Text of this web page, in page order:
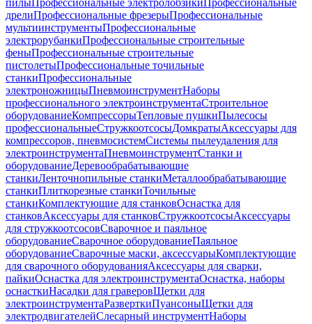
пилыПрофессиональные электролобзикиПрофессиональные
дрелиПрофессиональные фрезерыПрофессиональные
мультиинструментыПрофессиональные
электрорубанкиПрофессиональные строительные
феныПрофессиональные строительные
пистолетыПрофессиональные точильные
станкиПрофессиональные
электроножницыПневмоинструментНаборы
профессионального электроинструментаСтроительное
оборудованиеКомпрессорыТепловые пушкиПылесосы
профессиональныеСтружкоотсосыДомкратыАксессуары для
компрессоров, пневмосистемСистемы пылеудаления для
электроинструментаПневмоинструментСтанки и
оборудованиеДеревообрабатывающие
станкиЛенточнопильные станкиМеталлообрабатывающие
станкиПлиткорезные станкиТочильные
станкиКомплектующие для станковОснастка для
станковАксессуары для станковСтружкоотсосыАксессуары
для стружкоотсосовСварочное и паяльное
оборудованиеСварочное оборудованиеПаяльное
оборудованиеСварочные маски, аксессуарыКомплектующие
для сварочного оборудованияАксессуары для сварки,
пайкиОснастка для электроинструментаОснастка, наборы
оснасткиНасадки для граверовЩетки для
электроинструментаРазверткиПуансоныЩетки для
электродвигателейСлесарный инструментНаборы